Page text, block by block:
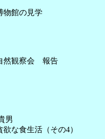
館の見学
事
と周辺の自
男
ズウオの貪